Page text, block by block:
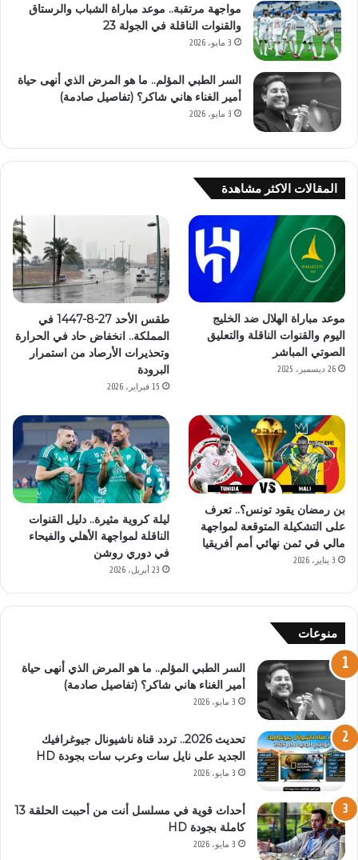
مواجهة مرتقبة.. موعد مباراة الشباب والرستاق
والقنوات الناقلة في الجولة 23
3 مايو، 2026
السر الطبي المؤلم.. ما هو المرض الذي أنهى حياة
أمير الغناء هاني شاكر؟ (تفاصيل صادمة)
3 مايو، 2026
المقالات الاكثر مشاهدة
موعد مباراة الهلال ضد الخليج
اليوم والقنوات الناقلة والتعليق
الصوتي المباشر
26 ديسمبر، 2025
طقس الأحد 27-8-1447 في
المملكة.. انخفاض حاد في الحرارة
وتحذيرات الأرصاد من استمرار
البرودة
15 فبراير، 2026
بن رمضان يقود تونس؟.. تعرف
على التشكيلة المتوقعة لمواجهة
مالي في ثمن نهائي أمم أفريقيا
3 يناير، 2026
ليلة كروية مثيرة.. دليل القنوات
الناقلة لمواجهة الأهلي والفيحاء
في دوري روشن
23 أبريل، 2026
منوعات
السر الطبي المؤلم.. ما هو المرض الذي أنهى حياة
أمير الغناء هاني شاكر؟ (تفاصيل صادمة)
3 مايو، 2026
تحديث 2026.. تردد قناة ناشيونال جيوغرافيك
الجديد على نايل سات وعرب سات بجودة HD
3 مايو، 2026
أحداث قوية في مسلسل أنت من أحببت الحلقة 13
كاملة بجودة HD
3 مايو، 2026